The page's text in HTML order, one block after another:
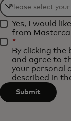
be
applied
after
3
characters.
Filtering
will
be
applied
after
characters.
Yes, I would
from
*
By clicking
and agree to
your personal
described in
Submit